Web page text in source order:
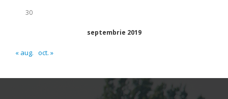
septembrie 2019
30
« aug. oct. »